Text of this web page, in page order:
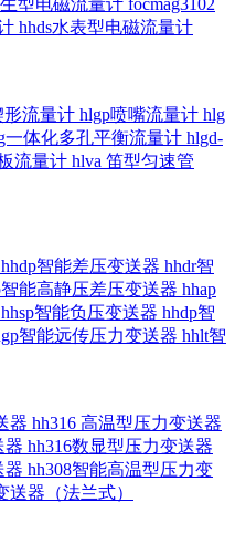
型电磁流量计 focmag3102
hhds水表型电磁流量计
形流量计 hlgp喷嘴流量计 hlg
一体化多孔平衡流量计 hlgd-
流量计 hlva 笛型匀速管
hhdp智能差压变送器 hhdr智
智能高静压差压变送器 hhap
hhsp智能负压变送器 hhdp智
智能远传压力变送器 hhlt智
器 hh316 高温型压力变送器
器 hh316数显型压力变送器
器 hh308智能高温型压力变
送器（法兰式）